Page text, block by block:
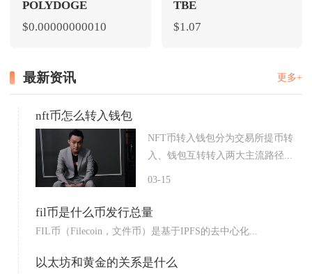
POLYDOGE
$0.00000000010
TBE
$1.07
最新资讯 更多+
nft币怎么转入钱包
NFT币转入钱包分为交易所提币转
入、钱包互转转入两大主流路径...
03-15
fil币是什么币发行总量
FIL币（Filecoin，文件币）是基于IPFS的去中心化...
以太坊和黄金的关系是什么